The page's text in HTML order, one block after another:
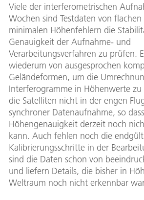
Viele der interferometrischen
Wochen sind Testdaten von
minimalen Höhenfehlern die
Genauigkeit der Aufnahme- und
Verarbeitungsverfahren zu prüfen.
wiederum von ausgesprochen
Geländeformen, um die
Interferogramme in Höhenwerte zu
die Satelliten nicht in der engen
synchroner Datenaufnahme, so
Höhengenauigkeit derzeit noch
kann. Auch fehlen noch die
Kalibrierungsschritte in der
sind die Daten schon von
und liefern Details, die bisher in
Weltraum noch nicht erkennbar